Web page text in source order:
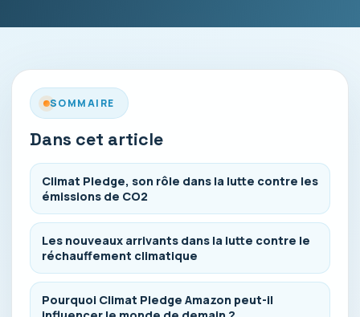
SOMMAIRE
Dans cet article
Climat Pledge, son rôle dans la lutte contre les
émissions de CO2
Les nouveaux arrivants dans la lutte contre le
réchauffement climatique
Pourquoi Climat Pledge Amazon peut-il